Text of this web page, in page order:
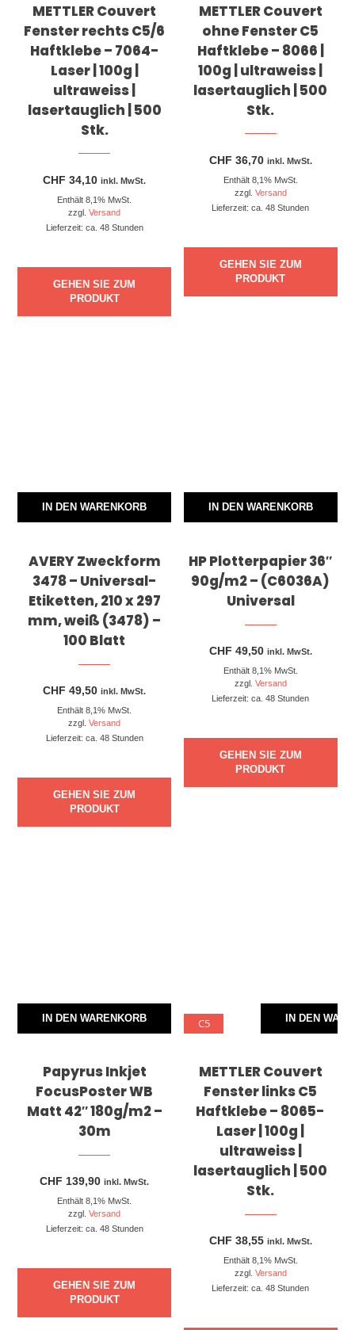
METTLER Couvert
Fenster rechts C5/6
Haftklebe – 7064-
Laser | 100g |
ultraweiss |
lasertauglich | 500
Stk.
CHF 34,10 inkl. MwSt.
Enthält 8,1% MwSt.
zzgl.Versand
Lieferzeit: ca. 48 Stunden
GEHEN SIE ZUM
PRODUKT
METTLER Couvert
ohne Fenster C5
Haftklebe – 8066 |
100g | ultraweiss |
lasertauglich | 500
Stk.
CHF 36,70 inkl. MwSt.
Enthält 8,1% MwSt.
zzgl. Versand
Lieferzeit: ca. 48 Stunden
GEHEN SIE ZUM
PRODUKT
IN DEN WARENKORB
AVERY Zweckform
3478 – Universal-
Etiketten, 210 x 297
mm, weiß (3478) –
100 Blatt
CHF 49,50 inkl. MwSt.
Enthält 8,1% MwSt.
zzgl.Versand
Lieferzeit: ca. 48 Stunden
GEHEN SIE ZUM
PRODUKT
IN DEN WARENKORB
HP Plotterpapier 36″
90g/m2 – (C6036A)
Universal
CHF 49,50 inkl. MwSt.
Enthält 8,1% MwSt.
zzgl. Versand
Lieferzeit: ca. 48 Stunden
GEHEN SIE ZUM
PRODUKT
IN DEN WARENKORB
Papyrus Inkjet
FocusPoster WB
Matt 42″ 180g/m2 –
30m
CHF 139,90 inkl. MwSt.
Enthält 8,1% MwSt.
zzgl.Versand
Lieferzeit: ca. 48 Stunden
GEHEN SIE ZUM
PRODUKT
IN DEN
C5
METTLER Couvert
Fenster links C5
Haftklebe – 8065-
Laser | 100g |
ultraweiss |
lasertauglich | 500
Stk.
CHF 38,55 inkl. MwSt.
Enthält 8,1% MwSt.
zzgl. Versand
Lieferzeit: ca. 48 Stunden